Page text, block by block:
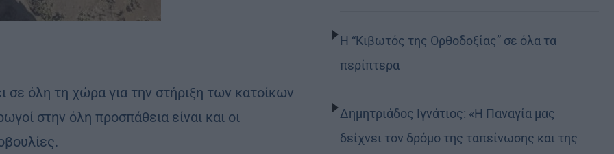
σε όλη τη χώρα για την στήριξη των κατοίκων
στην όλη προσπάθεια είναι και οι
Η “Κιβωτός της Ορθοδοξίας” σε όλα τα
περίπτερα
Δημητριάδος Ιγνάτιος: «Η Παναγία μας
δείχνει τον δρόμο της ταπείνωσης και της